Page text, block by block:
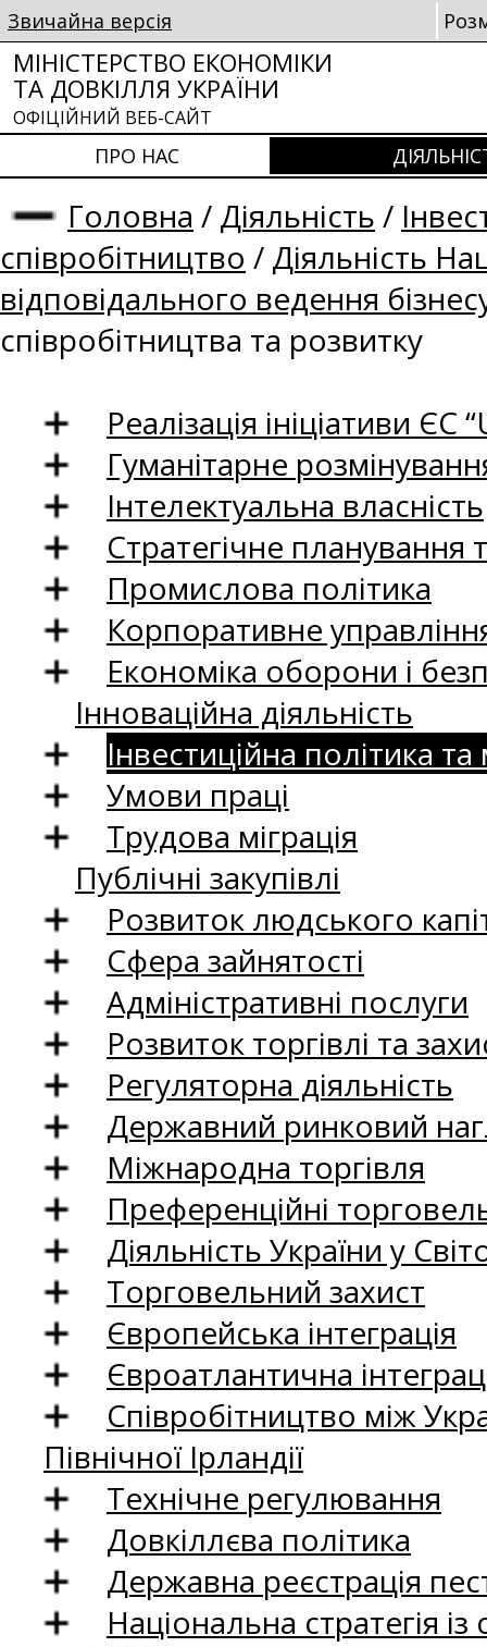
Звичайна версія
МІНІСТЕРСТВО ЕКОНОМІКИ
ТА ДОВКІЛЛЯ УКРАЇНИ
ОФІЦІЙНИЙ ВЕБ-САЙТ
ПРО НАС
Головна / Діяльність /
співробітництво / Діяльність
відповідального ведення
співробітництва та розвитку
Реалізація ініціативи ЄС
Гуманітарне
Інтелектуальна власність
Стратегічне
Промислова політика
Корпоративне
Економіка оборони і
Інноваційна діяльність
Інвестиційна політика
Умови праці
Трудова міграція
Публічні закупівлі
Розвиток людського
Сфера зайнятості
Адміністративні послуги
Розвиток торгівлі та
Регуляторна діяльність
Державний ринковий
Міжнародна торгівля
Преференційні
Діяльність України у
Торговельний захист
Європейська інтеграція
Євроатлантична
Співробітництво між
Північної Ірландії
Технічне регулювання
Довкіллєва політика
Державна реєстрація
Національна стратегія